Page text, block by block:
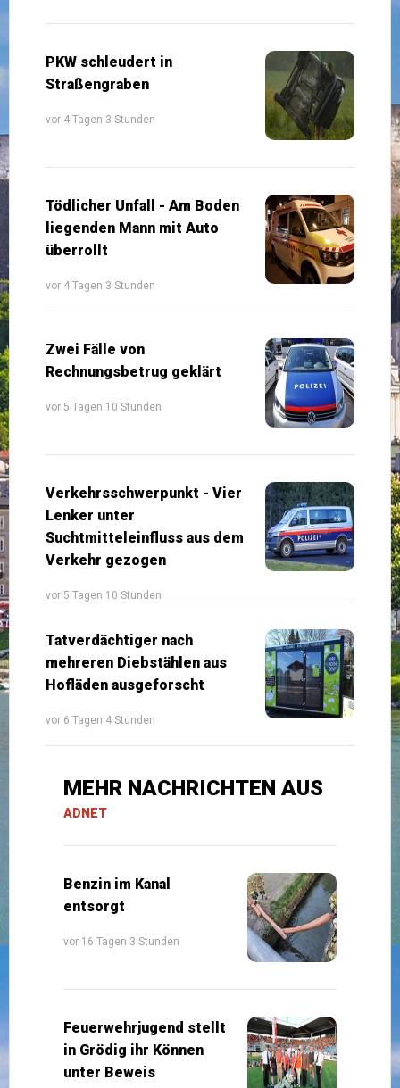
PKW schleudert in
Straßengraben
vor 4 Tagen 3 Stunden
Tödlicher Unfall - Am Boden
liegenden Mann mit Auto
überrollt
vor 4 Tagen 3 Stunden
Zwei Fälle von
Rechnungsbetrug geklärt
vor 5 Tagen 10 Stunden
Verkehrsschwerpunkt - Vier
Lenker unter
Suchtmitteleinfluss aus dem
Verkehr gezogen
vor 5 Tagen 10 Stunden
Tatverdächtiger nach
mehreren Diebstählen aus
Hofläden ausgeforscht
vor 6 Tagen 4 Stunden
MEHR NACHRICHTEN AUS
ADNET
Benzin im Kanal
entsorgt
vor 16 Tagen 3 Stunden
Feuerwehrjugend stellt
in Grödig ihr Können
unter Beweis